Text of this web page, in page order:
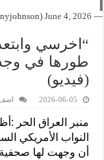
— Benny Johnson (@bennyjohnson)
June 4, 2026
“اخرسي
طورها في
(فيديو)
2026-06-05 اضف
منبر العراق الحر
النواب الأمريكي
أن وجهت لها